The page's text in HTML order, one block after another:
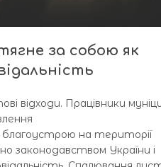
за собою як
Працівники
на території
законодавством України і